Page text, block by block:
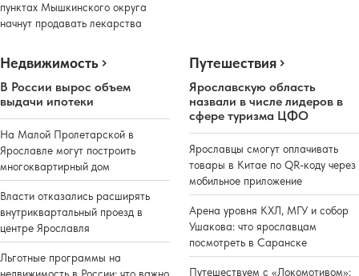
пунктах Мышкинского округа
начнут продавать лекарства
Недвижимость
В России вырос объем
выдачи ипотеки
На Малой Пролетарской в
Ярославле могут построить
многоквартирный дом
Власти отказались расширять
внутриквартальный проезд в
центре Ярославля
Льготные программы на
Путешествия
Ярославскую область
назвали в числе лидеров в
сфере туризма ЦФО
Ярославцы смогут оплачивать
товары в Китае по QR-коду через
мобильное приложение
Арена уровня КХЛ, МГУ и собор
Ушакова: что ярославцам
посмотреть в Саранске
Путешествуем с «Локомотивом»: